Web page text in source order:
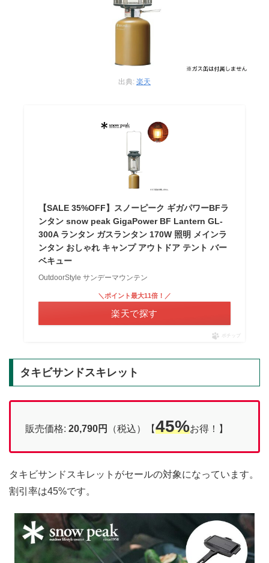
出典: 楽天
【SALE 35%OFF】スノーピーク ギガパワーBFラ
ンタン snow peak GigaPower BF Lantern GL-
300A ランタン ガスランタン 170W 照明 メインラ
ンタン おしゃれ キャンプ アウトドア テント バー
ベキュー
OutdoorStyle サンデーマウンテン
＼ポイント最大11倍！／
楽天で探す
ポチップ
タキビサンドスキレット
販売価格: 20,790円 （税込）【45%お得！】
タキビサンドスキレットがセールの対象になっています。
割引率は45%です。